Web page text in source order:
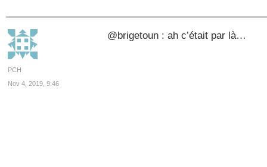
PCH
Nov 4, 2019, 9:46
@brigetoun : ah c’était par là…